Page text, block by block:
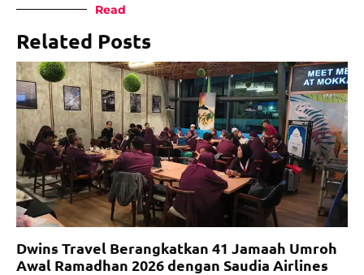
Read
Related Posts
Dwins Travel Berangkatkan 41 Jamaah Umroh
Awal Ramadhan 2026 dengan Saudia Airlines